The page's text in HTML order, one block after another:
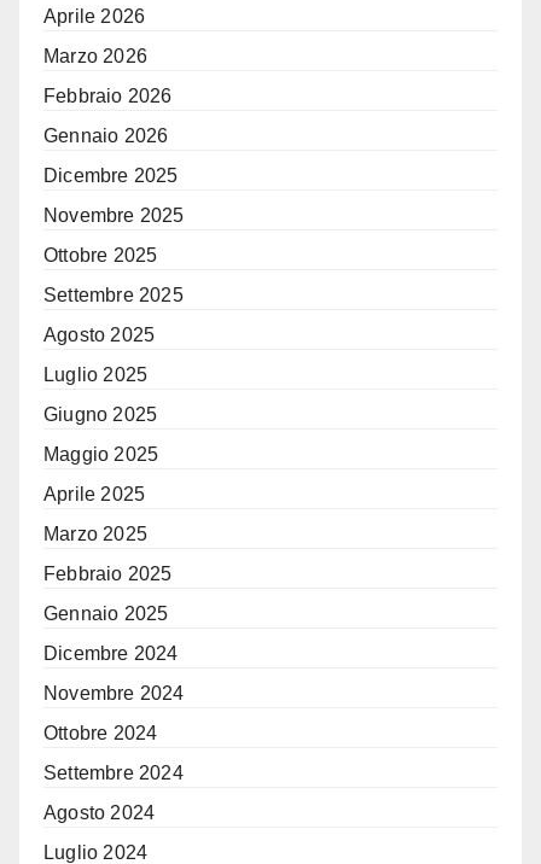
Aprile 2026
Marzo 2026
Febbraio 2026
Gennaio 2026
Dicembre 2025
Novembre 2025
Ottobre 2025
Settembre 2025
Agosto 2025
Luglio 2025
Giugno 2025
Maggio 2025
Aprile 2025
Marzo 2025
Febbraio 2025
Gennaio 2025
Dicembre 2024
Novembre 2024
Ottobre 2024
Settembre 2024
Agosto 2024
Luglio 2024